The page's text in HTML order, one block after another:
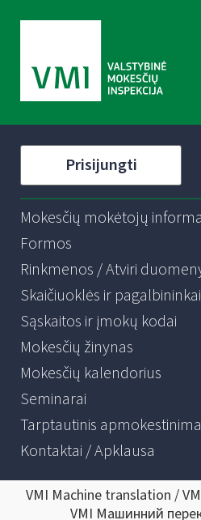
Prisijungti
Mokesčių mokėtojų
Formos
Rinkmenos / Atviri
Skaičiuoklės ir pagalbininkai
Sąskaitos ir įmokų kodai
Mokesčių žinynas
Mokesčių kalendorius
Seminarai
Tarptautinis
Kontaktai / Apklausa
VMI Machine translation /
VMI Машинний